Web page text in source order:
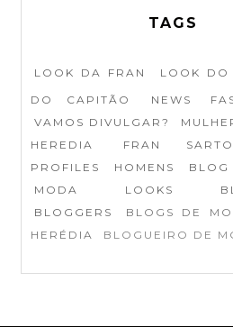
TAGS
LOOK DA FRAN LOOK DO
DO CAPITÃO
NEWS
VAMOS DIVULGAR?
HEREDIA
FRAN
PROFILES
HOMENS
MODA
LOOKS
BLOGGERS
BLOGS DE
HERÉDIA
BLOGUEIRO DE